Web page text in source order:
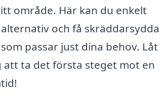
område. Här kan du enkelt
och få skräddarsydda
passar just dina behov. Låt
att ta det första steget mot en